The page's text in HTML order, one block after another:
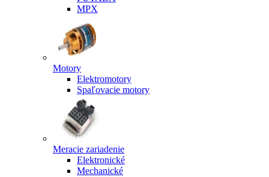
MPX
Motory
Elektromotory
Spaľovacie motory
Meracie zariadenie
Elektronické
Mechanické